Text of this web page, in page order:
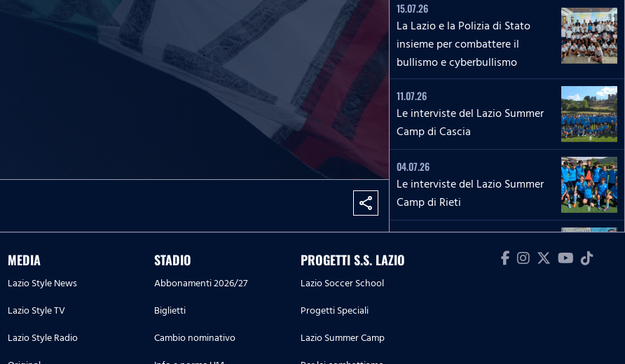
share
15.07.26
La Lazio e la Polizia di Stato
insieme per combattere il
bullismo e cyberbullismo
11.07.26
Le interviste del Lazio Summer
Camp di Cascia
04.07.26
Le interviste del Lazio Summer
Camp di Rieti
28.06.26
Le interviste del Lazio Summer
MEDIA
Lazio Style News
Lazio Style TV
Lazio Style Radio
STADIO
Abbonamenti 2026/27
Biglietti
Cambio nominativo
PROGETTI S.S. LAZIO
Lazio Soccer School
Progetti Speciali
Lazio Summer Camp